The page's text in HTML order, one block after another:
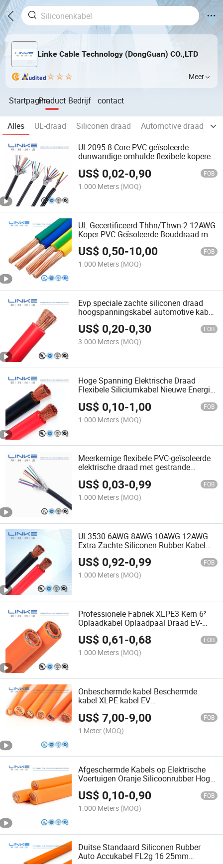
Linke Cable Technology (DongGuan) CO.,LTD
Meer
StartpaginaProduct Bedrijf contact
Alles UL-draad Siliconen draad
Automotive
UL2095 8-Core PVC-geïsoleerde
dunwandige omhulde flexibele koperen
voor multi-geleider elektrische
toepassingen
US$ 0,02-0,90 FOB
1.000 Meters (MOQ)
UL Gecertificeerd Thhn/Thwn-2 12AWG
Koper PVC Geïsoleerde Bouddraad met
Nylon Huls voor Flexibele Elektrische
Installaties
US$ 0,50-10,00 FOB
1.000 Meters (MOQ)
Evp speciale zachte siliconen draad
hoogspanningskabel automotive kabel
flexibele siliconen kabel
US$ 0,20-0,30 FOB
3.000 Meters (MOQ)
Hoge Spanning Elektrische Draad
Flexibele Siliciumkabel Nieuwe Energie
US$ 0,10-1,00 FOB
1.000 Meters (MOQ)
Meerkernige flexibele PVC-geïsoleerde
elektrische draad met gestrande
koperen geleiders voor industriële,
commerciële en algemene
bedradingstoepassingen
US$ 0,03-0,99 FOB
1.000 Meters (MOQ)
UL3530 6AWG 8AWG 10AWG 12AWG
Extra Zachte Siliconen Rubber Kabel
Lipo Batterij Stroom Tin-Plating Koper
Draad
US$ 0,92-0,99 FOB
1.000 Meters (MOQ)
Professionele Fabriek XLPE3 Kern 6²
Oplaadkabel Oplaadpaal Draad EV-
kabel Snelladen Kabel
US$ 0,61-0,68 FOB
1.000 Meters (MOQ)
Onbeschermde kabel Beschermde
kabel XLPE kabel EV
US$7,00-9,00 FOB
1 Meter (MOQ)
Afgeschermde Kabels op Elektrische
Voertuigen Oranje Silicoonrubber Hoge
Spanning Nieuwe Energie EV Kabel
Automatische Accukabel EV
Krachtkabel
US$ 0,10-0,90 FOB
1.000 Meters (MOQ)
Duitse Standaard Siliconen Rubber
Auto Accukabel FL2g 16 25mm